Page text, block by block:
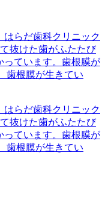
らだ歯科クリニック
抜けた歯がふたたび
っています。歯根膜が
歯根膜が生きてい
らだ歯科クリニック
抜けた歯がふたたび
っています。歯根膜が
歯根膜が生きてい